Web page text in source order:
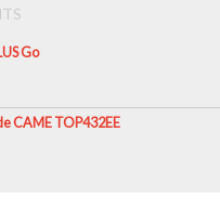
Go
CAME TOP432EE